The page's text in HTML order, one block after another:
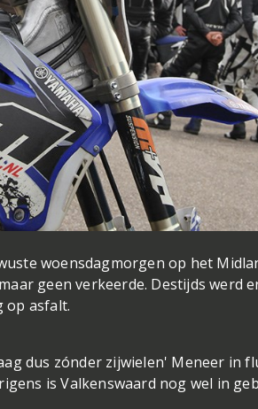
woensdagmorgen op het
geen verkeerde. Destijds werd
op asfalt.
dus zónder zijwielen' Meneer in
is Valkenswaard nog wel in